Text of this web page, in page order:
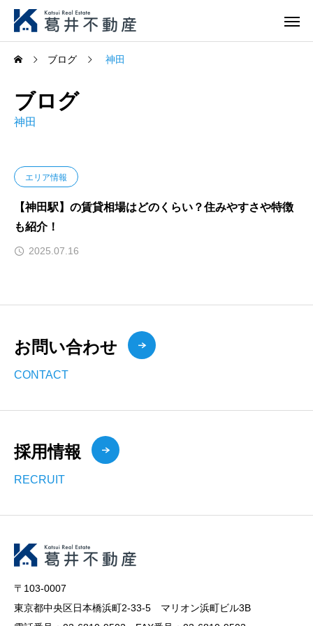
ブログ 神田
ブログ
神田
エリア情報
【神田駅】の賃貸相場はどのくらい？住みやすさや特徴
も紹介！
2025.07.16
お問い合わせ
CONTACT
採用情報
RECRUIT
〒103-0007
東京都中央区日本橋浜町2-33-5 マリオン浜町ビル3B